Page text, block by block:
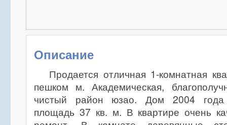
Описание
Продается отличная 1-комнатная
пешком м. Академическая,
чистый район юзао. Дом 2004 года
площадь 37 кв. м. В квартире очень